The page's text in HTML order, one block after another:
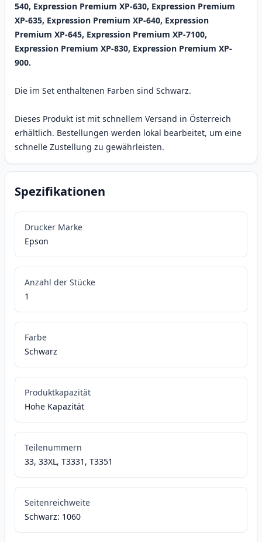
540, Expression Premium XP-630, Expression Premium
XP-635, Expression Premium XP-640, Expression
Premium XP-645, Expression Premium XP-7100,
Expression Premium XP-830, Expression Premium XP-
900.
Die im Set enthaltenen Farben sind Schwarz.
Dieses Produkt ist mit schnellem Versand in Österreich
erhältlich. Bestellungen werden lokal bearbeitet, um eine
schnelle Zustellung zu gewährleisten.
Spezifikationen
Drucker Marke
Epson
Anzahl der Stücke
1
Farbe
Schwarz
Produktkapazität
Hohe Kapazität
Teilenummern
33, 33XL, T3331, T3351
Seitenreichweite
Schwarz: 1060